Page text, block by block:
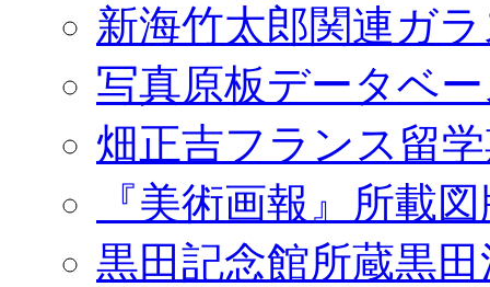
新海竹太郎関連ガ
写真原板データベ
畑正吉フランス留
『美術画報』所載
黒田記念館所蔵黒